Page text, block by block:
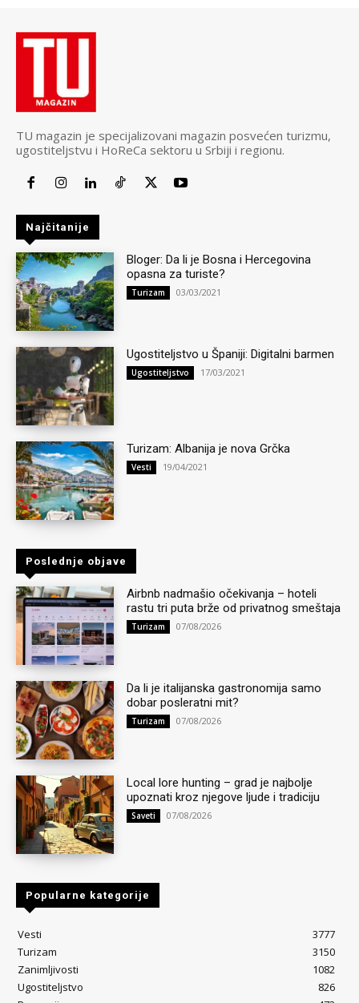
TU magazin je specijalizovani magazin posvećen turizmu,
ugostiteljstvu i HoReCa sektoru u Srbiji i regionu.
Najčitanije
Bloger: Da li je Bosna i Hercegovina
opasna za turiste?
Turizam 03/03/2021
Ugostiteljstvo u Španiji: Digitalni barmen
Ugostiteljstvo 17/03/2021
Turizam: Albanija je nova Grčka
Vesti 19/04/2021
Poslednje objave
Airbnb nadmašio očekivanja – hoteli
rastu tri puta brže od privatnog smeštaja
Turizam 07/08/2026
Da li je italijanska gastronomija samo
dobar posleratni mit?
Turizam 07/08/2026
Local lore hunting – grad je najbolje
upoznati kroz njegove ljude i tradiciju
Saveti 07/08/2026
Popularne kategorije
Vesti
3777
Turizam
3150
Zanimljivosti
1082
Ugostiteljstvo
826